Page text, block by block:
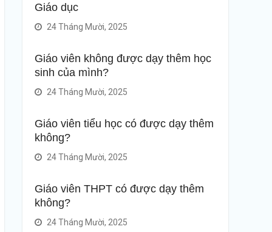
Giáo dục
24 Tháng Mười, 2025
Giáo viên không được dạy thêm học
sinh của mình?
24 Tháng Mười, 2025
Giáo viên tiểu học có được dạy thêm
không?
24 Tháng Mười, 2025
Giáo viên THPT có được dạy thêm
không?
24 Tháng Mười, 2025